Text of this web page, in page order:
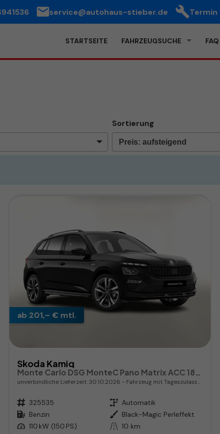
service@autohaus-stieber.de
STARTSEITE FAHRZEUGSUCHE FAQ
Sortierung
ab 201,– € mtl.
Skoda Kamiq
Monte Carlo DSG MonteC Pano Matrix ACC 18Z el.Heck SHZ
unverbindliche Lieferzeit:30.10.2026 Fahrzeug mit Tageszulassung
Fahrzeugnr. 325535 Getriebe Automatik
Kraftstoff Benzin Außenfarbe Black-Magic Perleffekt
Leistung 110 kW (150 PS) Kilometerstand 10 km